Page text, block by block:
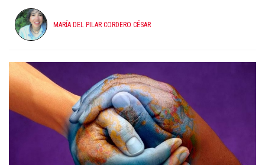
MARÍA DEL PILAR CORDERO CÉSAR